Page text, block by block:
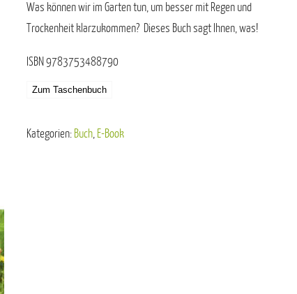
Was können wir im Garten tun, um besser mit Regen und
Trockenheit klarzukommen? Dieses Buch sagt Ihnen, was!
ISBN 9783753488790
Zum Taschenbuch
Kategorien: Buch, E-Book